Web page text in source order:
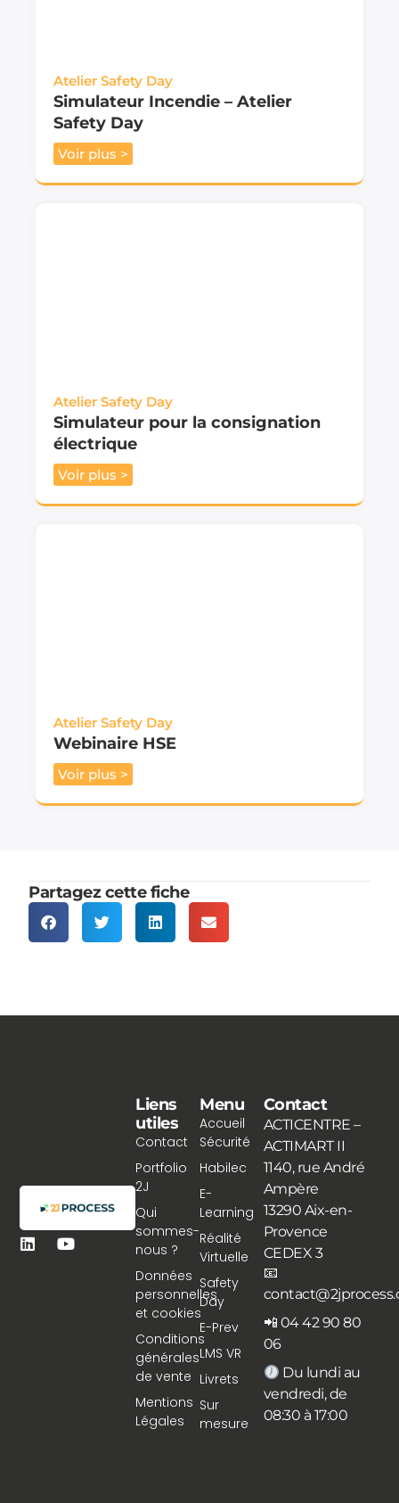
Atelier Safety Day
Simulateur Incendie – Atelier
Safety Day
Voir plus >
Atelier Safety Day
Simulateur pour la consignation
électrique
Voir plus >
Atelier Safety Day
Webinaire HSE
Voir plus >
Partagez cette fiche
Menu
Accueil
Sécurité
Habilec
E-
Learning
Réalité
Virtuelle
Safety
Day
E-Prev
LMS VR
Livrets
Sur
mesure
Liens
utiles
Contact
Portfolio
2J
Qui
sommes-
nous ?
Données
personnelles
et cookies
Conditions
générales
de vente
Mentions
Légales
Contact
ACTICENTRE –
ACTIMART II
1140, rue André
Ampère
13290 Aix-en-
Provence
CEDEX 3
📧
📲 04 42 90 80
06
Du lundi au
vendredi, de
08:30 à 17:00